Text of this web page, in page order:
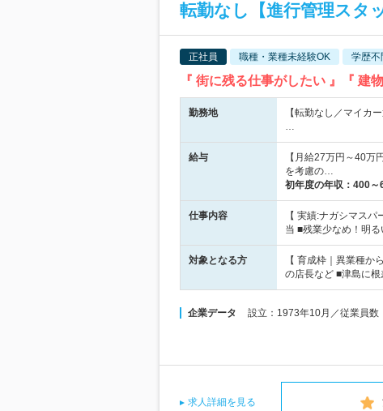
転勤なし【進行管理スタ
正社員 職種・業種未経験OK 学歴不
『 街に残る仕事がしたい 』『
勤務地
【転勤なし／マイカ
…
給与
【月給27万円～40
を考慮の…
初年度の年収： 400～
仕事内容
【 実績:ナガシマス
当 ■残業少なめ！明
対象となる方
【 育成枠｜異業種
の店長など ■津島に
企業データ 設立：1973年10月／従業員
求人詳細を見る